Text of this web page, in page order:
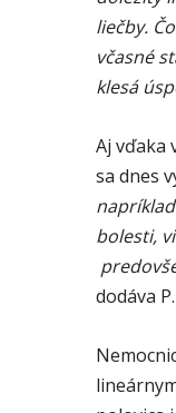
liečby.
včasné
klesá
Aj vďaka
sa dnes
bolesti,
dodáva